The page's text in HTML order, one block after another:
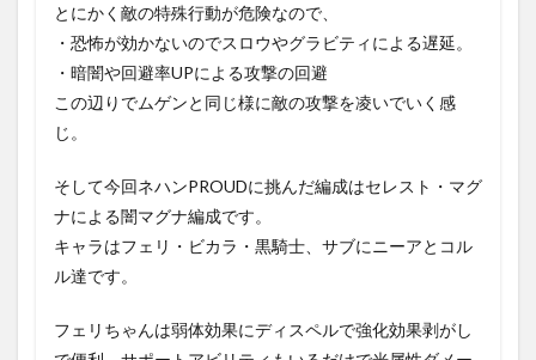
とにかく敵の特殊行動が危険なので、
・恐怖が効かないのでスロウやグラビティによる遅延。
・暗闇や回避率UPによる攻撃の回避
この辺りでムゲンと同じ様に敵の攻撃を凌いでいく感
じ。
そして今回ネハンPROUDに挑んだ編成はセレスト・マグ
ナによる闇マグナ編成です。
キャラはフェリ・ビカラ・黒騎士、サブにニーアとコル
ル達です。
フェリちゃんは弱体効果にディスペルで強化効果剥がし